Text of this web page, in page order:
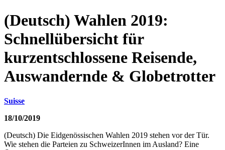
(Deutsch) Wahlen 2019:
Schnellübersicht für
kurzentschlossene Reisende,
Auswandernde & Globetrotter
Suisse
18/10/2019
(Deutsch) Die Eidgenössischen Wahlen 2019 stehen vor der Tür.
Wie stehen die Parteien zu SchweizerInnen im Ausland? Eine